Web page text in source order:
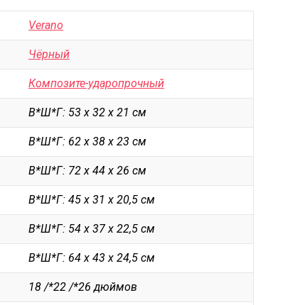
Сумки пляжные
Сумки для ноутбуков
Сумки-рюкзаки на колёсах
Сумки детские
Рюкзаки
Рюкзаки школьные
Рюкзаки подростковые
Рюкзаки детские
Рюкзаки туристические
Verano
Чёрный
Композите-ударопрочный
В*Ш*Г: 53 х 32 х 21 см
В*Ш*Г: 62 х 38 х 23 см
В*Ш*Г: 72 х 44 х 26 см
В*Ш*Г: 45 х 31 х 20,5 см
В*Ш*Г: 54 х 37 х 22,5 см
В*Ш*Г: 64 х 43 х 24,5 см
18 /*22 /*26 дюймов